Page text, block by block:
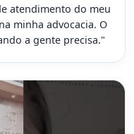
atendimento do meu
minha advocacia. O
a gente precisa."